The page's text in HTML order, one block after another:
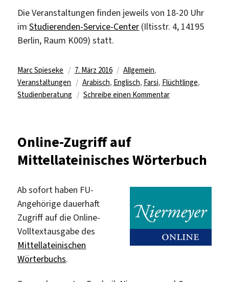
Die Veranstaltungen finden jeweils von 18-20 Uhr
imStudierenden-Service-Center (Iltisstr. 4, 14195
Berlin, Raum K009) statt.
Autor
Marc Spieseke
Veröffentlicht
am
7. März 2016 Kategorien
Allgemein,
Veranstaltungen
Schlagwörter
Arabisch, Englisch, Farsi, Flüchtlinge,
Studienberatung
Schreibe einen Kommentarzu
Online-Zugriff auf
Mittellateinisches Wörterbuch
Ab sofort haben FU-
Angehörige dauerhaft
Zugriff auf die Online-
Volltextausgabe des
Mittellateinischen
Wörterbuchs.